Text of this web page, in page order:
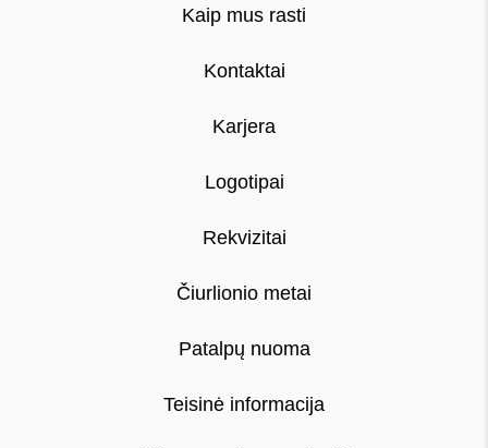
Kaip mus rasti
Kontaktai
Karjera
Logotipai
Rekvizitai
Čiurlionio metai
Patalpų nuoma
Teisinė informacija